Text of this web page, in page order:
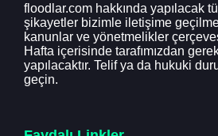
floodlar.com hakkında yapılacak
şikayetler bizimle iletişime
kanunlar ve yönetmelikler
Hafta içerisinde tarafımızdan
yapılacaktır. Telif ya da hukuki
geçin.